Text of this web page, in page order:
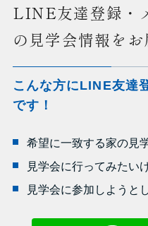
LINE友達登録・
の見学会情報をお
こんな方にLINE友達
です！
希望に一致する家の見
見学会に行ってみたい
見学会に参加しようと